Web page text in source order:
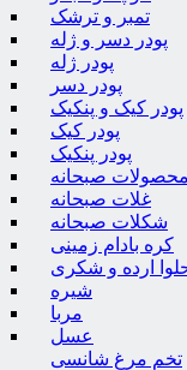
تمبر و ترشک
پودر دسر و ژله
پودر ژله
پودر دسر
پودر کیک و پنکیک
پودر کیک
پودر پنکیک
صبحانه
غلات صبحانه
شکلات صبحانه
کره بادام زمینی
ارده و شکری
شیره
مربا
عسل
تخم مرغ شانسی